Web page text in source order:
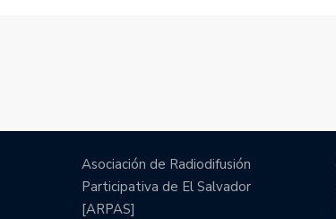
Asociación de Radiodifusión
Participativa de El Salvador
[ARPAS]